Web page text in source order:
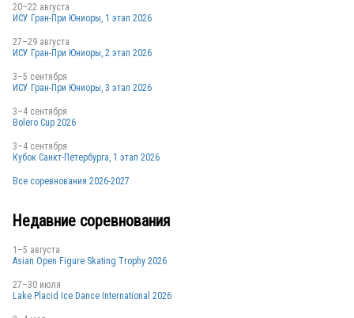
20–22 августа
ИСУ Гран-При Юниоры, 1 этап 2026
27–29 августа
ИСУ Гран-При Юниоры, 2 этап 2026
3–5 сентября
ИСУ Гран-При Юниоры, 3 этап 2026
3–4 сентября
Bolero Cup 2026
3–4 сентября
Кубок Санкт-Петербурга, 1 этап 2026
Все соревнования 2026-2027
Недавние соревнования
1–5 августа
Asian Open Figure Skating Trophy 2026
27–30 июля
Lake Placid Ice Dance International 2026